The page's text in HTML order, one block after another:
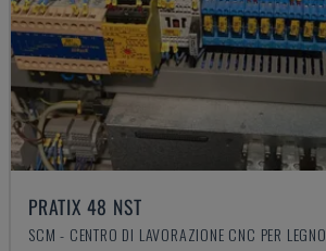
PRATIX 48 NST
SCM - CENTRO DI LAVORAZIONE CNC PER LEGNO